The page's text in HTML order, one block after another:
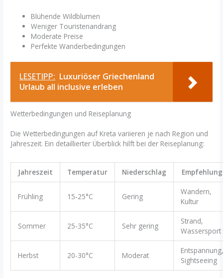
Blühende Wildblumen
Weniger Touristenandrang
Moderate Preise
Perfekte Wanderbedingungen
LESETIPP: Luxuriöser Griechenland
Urlaub all inclusive erleben
Wetterbedingungen und Reiseplanung
Die Wetterbedingungen auf Kreta variieren je nach Region und
Jahreszeit. Ein detaillierter Überblick hilft bei der Reiseplanung:
Jahreszeit Temperatur Niederschlag Empfehlung
Frühling 15-25°C Gering
Wandern,
Kultur
Sommer 25-35°C Sehr gering
Strand,
Wassersport
Herbst 20-30°C Moderat
Entspannung,
Sightseeing